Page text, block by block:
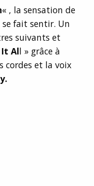
« , la sensation de
se fait sentir. Un
suivants et
All » grâce à
cordes et la voix